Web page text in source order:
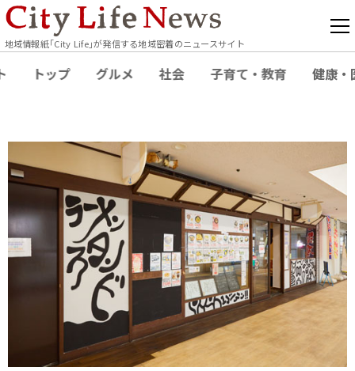
地域情報紙｢City Life｣が発信する地域密着のニュースサイト
トップ グルメ 社会 子育て・教育 健康・